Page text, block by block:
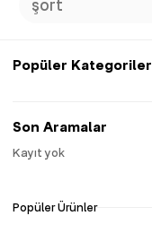
Yorum Yaz
Popüler Kategoriler
Son Aramalar
Kayıt yok
Popüler Ürünler